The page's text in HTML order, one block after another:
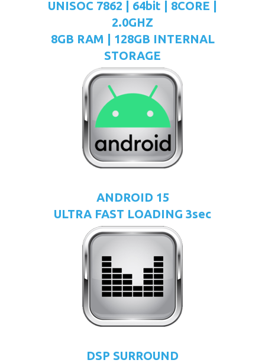
UNISOC 7862 | 64bit | 8CORE |
2.0GHZ
8GB RAM | 128GB INTERNAL
STORAGE
ANDROID 15
ULTRA FAST LOADING 3sec
DSP SURROUND